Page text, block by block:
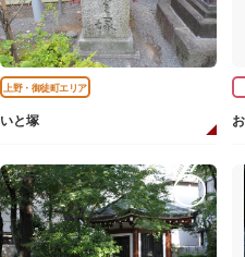
上野・御徒町エリア
いと塚